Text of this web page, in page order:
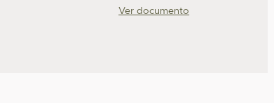
Ver documento